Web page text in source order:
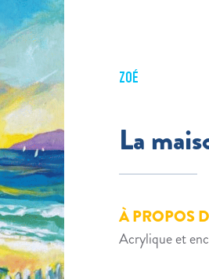
ZOÉ
La
À PROPOS
Acrylique et